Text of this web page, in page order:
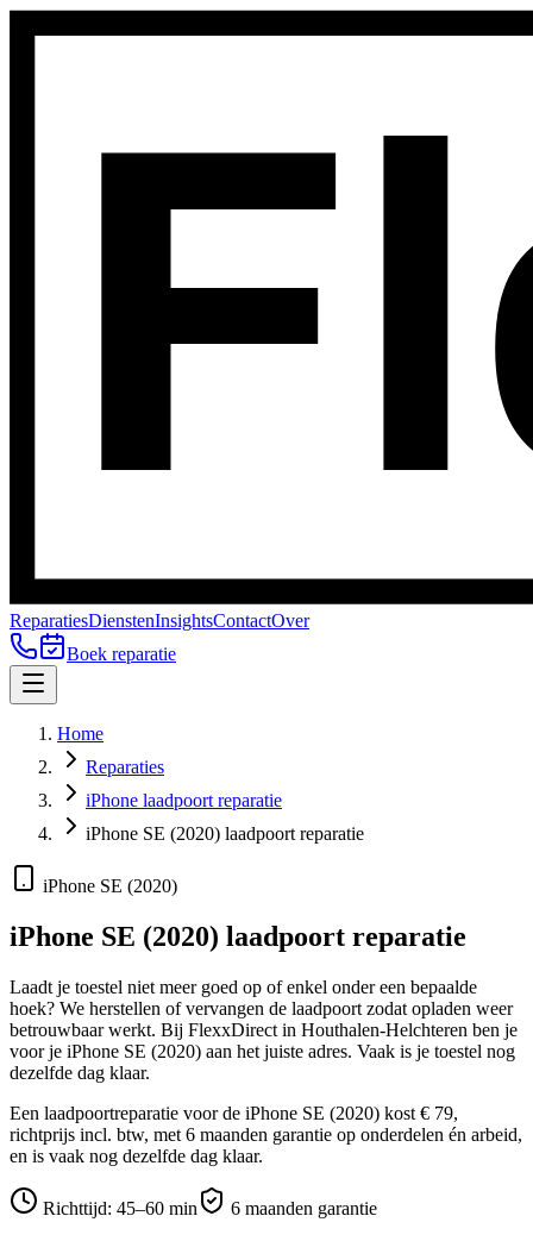
ReparatiesDienstenInsightsContactOver
Boek reparatie
Home
Reparaties
iPhone laadpoort reparatie
iPhone SE (2020) laadpoort reparatie
iPhone SE (2020)
iPhone SE (2020) laadpoort reparatie
Laadt je toestel niet meer goed op of enkel onder een bepaalde
hoek? We herstellen of vervangen de laadpoort zodat opladen weer
betrouwbaar werkt. Bij FlexxDirect in Houthalen-Helchteren ben je
voor je iPhone SE (2020) aan het juiste adres. Vaak is je toestel nog
dezelfde dag klaar.
Een laadpoortreparatie voor de iPhone SE (2020) kost € 79,
richtprijs incl. btw, met 6 maanden garantie op onderdelen én arbeid,
en is vaak nog dezelfde dag klaar.
Richttijd: 45–60 min 6 maanden garantie